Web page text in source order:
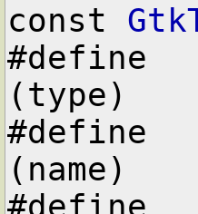
const
(type)
(name)